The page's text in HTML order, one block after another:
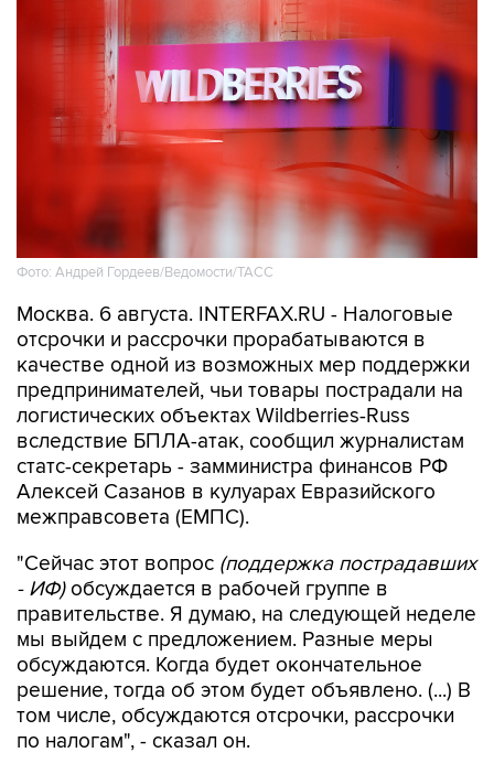
Фото: Андрей Гордеев/Ведомости/ТАСС
Москва. 6 августа. INTERFAX.RU - Налоговые
отсрочки и рассрочки прорабатываются в
качестве одной из возможных мер поддержки
предпринимателей, чьи товары пострадали на
логистических объектах Wildberries-Russ
вследствие БПЛА-атак, сообщил журналистам
статс-секретарь - замминистра финансов РФ
Алексей Сазанов в кулуарах Евразийского
межправсовета (ЕМПС).
"Сейчас этот вопрос (поддержка пострадавших
- ИФ)обсуждается в рабочей группе в
правительстве. Я думаю, на следующей неделе
мы выйдем с предложением. Разные меры
обсуждаются. Когда будет окончательное
решение, тогда об этом будет объявлено. (...) В
том числе, обсуждаются отсрочки, рассрочки
по налогам", - сказал он.